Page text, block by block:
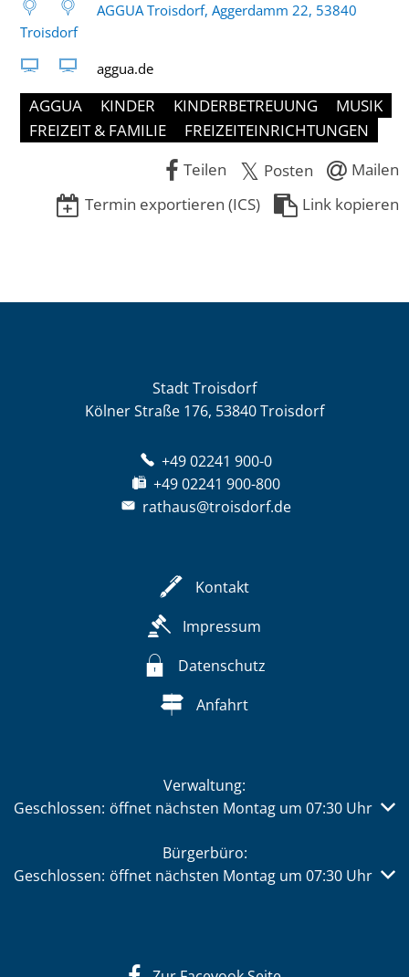
AGGUA Troisdorf, Aggerdamm 22, 53840
Troisdorf
aggua.de
AGGUA KINDER KINDERBETREUUNG
MUSIK
FREIZEIT & FAMILIE
FREIZEITEINRICHTUNGEN
Teilen
Posten
Mailen
Termin exportieren (ICS)
Link kopieren
Stadt Troisdorf
Kölner Straße 176, 53840 Troisdorf
+49 02241 900-0
+49 02241 900-800
rathaus@troisdorf.de
Kontakt
Impressum
Datenschutz
Anfahrt
Verwaltung:
Klicken, um weitere Öffnungs- oder Schließzeiten
Geschlossen: öffnet nächsten Montag um 07:30 Uhr
Bürgerbüro:
Klicken, um weitere Öffnungs- oder Schließzeiten
Geschlossen: öffnet nächsten Montag um 07:30 Uhr